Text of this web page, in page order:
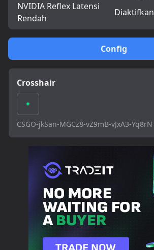
Config
Crosshair
CSGO-jkSan-MGCz8-vZ9mB-vJxA3-Yq8rN
NVIDIA Reflex Latensi
Rendah
Diaktifkan